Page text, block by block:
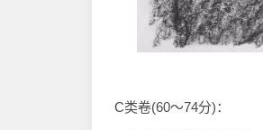
C类卷(60～74分)：